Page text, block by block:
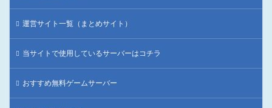
運営サイト一覧（まとめサイト）
当サイトで使用しているサーバーはコチラ
おすすめ無料ゲームサーバー